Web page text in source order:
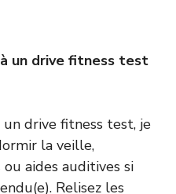
un drive fitness test
drive fitness test, je
la veille,
aides auditives si
Relisez les